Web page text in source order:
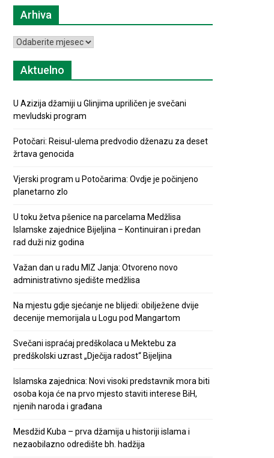
Arhiva
Arhiva
Aktuelno
U Azizija džamiji u Glinjima upriličen je svečani
mevludski program
Potočari: Reisul-ulema predvodio dženazu za deset
žrtava genocida
Vjerski program u Potočarima: Ovdje je počinjeno
planetarno zlo
U toku žetva pšenice na parcelama Medžlisa
Islamske zajednice Bijeljina – Kontinuiran i predan
rad duži niz godina
Važan dan u radu MIZ Janja: Otvoreno novo
administrativno sjedište medžlisa
Na mjestu gdje sjećanje ne blijedi: obilježene dvije
decenije memorijala u Logu pod Mangartom
Svečani ispraćaj predškolaca u Mektebu za
predškolski uzrast „Dječija radost“ Bijeljina
Islamska zajednica: Novi visoki predstavnik mora biti
osoba koja će na prvo mjesto staviti interese BiH,
njenih naroda i građana
Mesdžid Kuba – prva džamija u historiji islama i
nezaobilazno odredište bh. hadžija